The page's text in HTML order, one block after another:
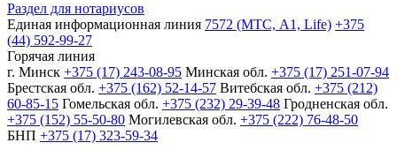
Раздел для нотариусов
Единая информационная линия 7572 (МТС, A1, Life) +375
(44) 592-99-27
Горячая линия
г. Минск +375 (17) 243-08-95 Минская обл. +375 (17) 251-07-94
Брестская обл. +375 (162) 52-14-57 Витебская обл. +375 (212)
60-85-15 Гомельская обл. +375 (232) 29-39-48 Гродненская обл.
+375 (152) 55-50-80 Могилевская обл. +375 (222) 76-48-50
БНП +375 (17) 323-59-34